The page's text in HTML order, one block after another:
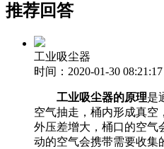
推荐回答
工业吸尘器
时间：2020-01-30 08:21:17
工业吸尘器的原理是
空气抽走，桶内形成真空
外压差增大，桶口的空气
动的空气会携带需要收集